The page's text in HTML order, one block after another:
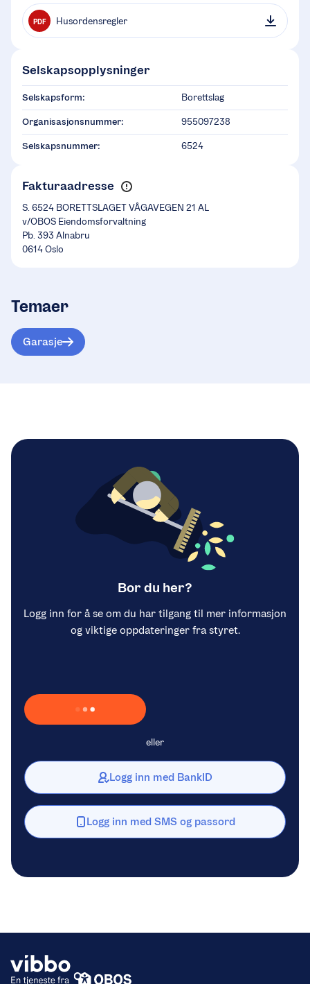
PDF Husordensregler
Selskapsopplysninger
Selskapsform: Borettslag
Organisasjonsnummer: 955097238
Selskapsnummer: 6524
Fakturaadresse
S. 6524 BORETTSLAGET VÅGAVEGEN 21 AL
v/OBOS Eiendomsforvaltning
Pb. 393 Alnabru
0614 Oslo
Temaer
Garasje
Bor du her?
Logg inn for å se om du har tilgang til mer informasjon
og viktige oppdateringer fra styret.
Laster inn Vipps …
eller
Logg inn med BankID
Logg inn med SMS og passord